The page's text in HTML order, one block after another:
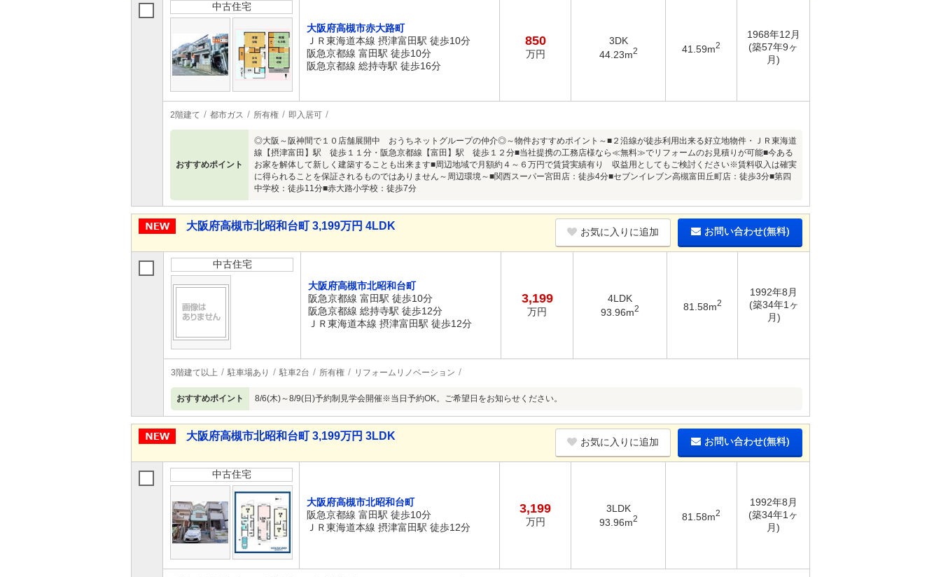
中古住宅
大阪府高槻市赤大路町
ＪＲ東海道本線 摂津富田駅 徒歩10分
阪急京都線 富田駅 徒歩10分
阪急京都線 総持寺駅 徒歩16分
850
万円
3DK
44.23m2 41.59m2
1968年12月
(築57年9ヶ
月)
2階建て 都市ガス 所有権 即入居可
おすすめポイント
◎大阪～阪神間で１０店舗展開中 おうちネットグループの仲介◎～物件おすすめポイント～■２沿線が徒歩利用出来る好立地物件・ＪＲ東海道
線【摂津富田】駅 徒歩１１分・阪急京都線【富田】駅 徒歩１２分■当社提携の工務店様なら≪無料≫でリフォームのお見積りが可能■今ある
お家を解体して新しく建築することも出来ます■周辺地域で月額約４～６万円で賃貸実績有り 収益用としてもご検討ください※賃料収入は確実
に得られることを保証されるものではありません～周辺環境～■関西スーパー宮田店：徒歩4分■セブンイレブン高槻富田丘町店：徒歩3分■第四
中学校：徒歩11分■赤大路小学校：徒歩7分
大阪府高槻市北昭和台町 3,199万円 4LDK お気に入りに追加 お問い合わせ(無料)
中古住宅
大阪府高槻市北昭和台町
阪急京都線 富田駅 徒歩10分
阪急京都線 総持寺駅 徒歩12分
ＪＲ東海道本線 摂津富田駅 徒歩12分
3,199
万円
4LDK
93.96m2 81.58m2
1992年8月
(築34年1ヶ
月)
3階建て以上 駐車場あり 駐車2台 所有権 リフォームリノベーション
おすすめポイント 8/6(木)～8/9(日)予約制見学会開催※当日予約OK。ご希望日をお知らせください。
大阪府高槻市北昭和台町 3,199万円 3LDK お気に入りに追加 お問い合わせ(無料)
中古住宅
大阪府高槻市北昭和台町
阪急京都線 富田駅 徒歩10分
ＪＲ東海道本線 摂津富田駅 徒歩12分
3,199
万円
3LDK
93.96m2 81.58m2
1992年8月
(築34年1ヶ
月)